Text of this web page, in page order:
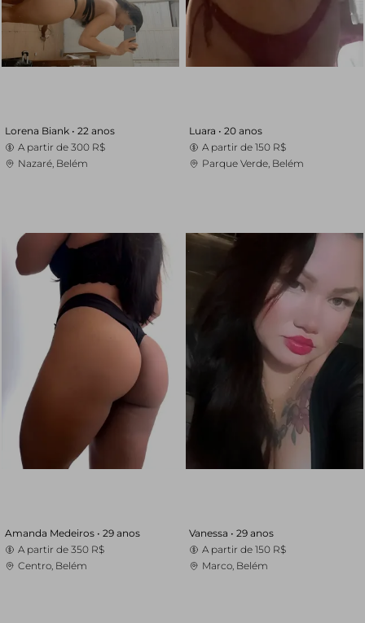
Lorena Biank • 22 anos
A partir de 300 R$
Nazaré, Belém
Luara • 20 anos
A partir de 150 R$
Parque Verde, Belém
Amanda Medeiros • 29 anos
A partir de 350 R$
Centro, Belém
Vanessa • 29 anos
A partir de 150 R$
Marco, Belém